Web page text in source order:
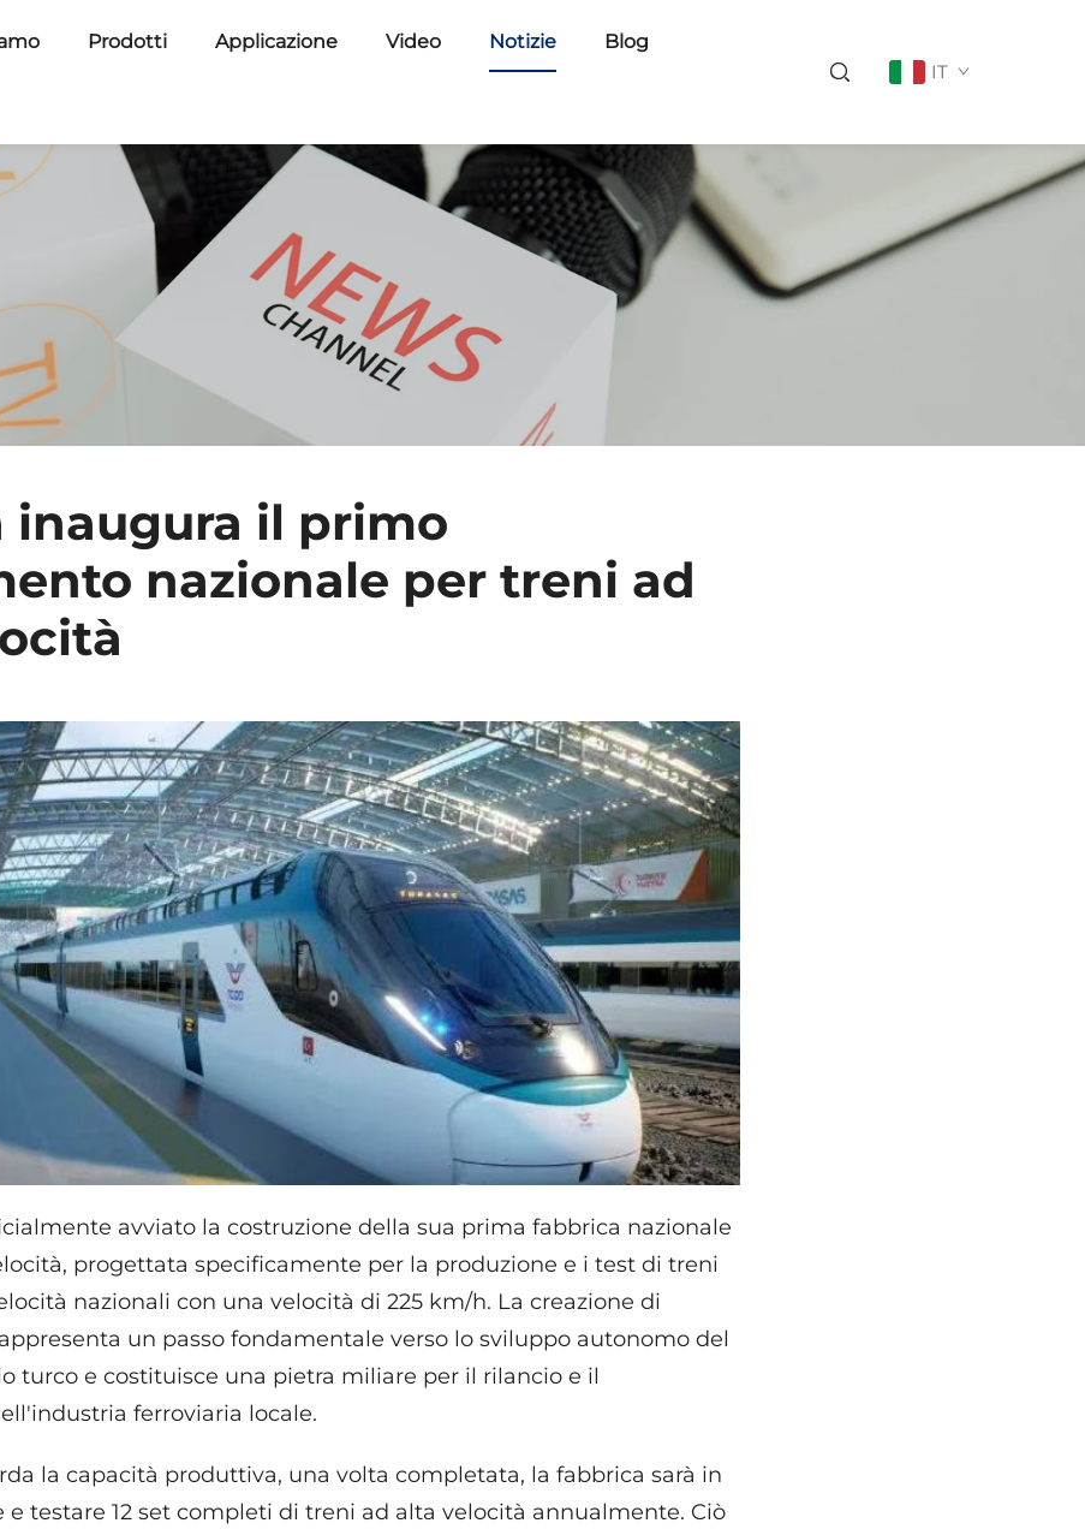
Prodotti Applicazione Video Notizie Blog
IT
inaugura il primo
nazionale per treni ad
avviato la costruzione della sua prima fabbrica nazionale
progettata specificamente per la produzione e i test di treni
nazionali con una velocità di 225 km/h. La creazione di
un passo fondamentale verso lo sviluppo autonomo del
turco e costituisce una pietra miliare per il rilancio e il
ferroviaria locale.
la capacità produttiva, una volta completata, la fabbrica sarà in
e testare 12 set completi di treni ad alta velocità annualmente. Ciò